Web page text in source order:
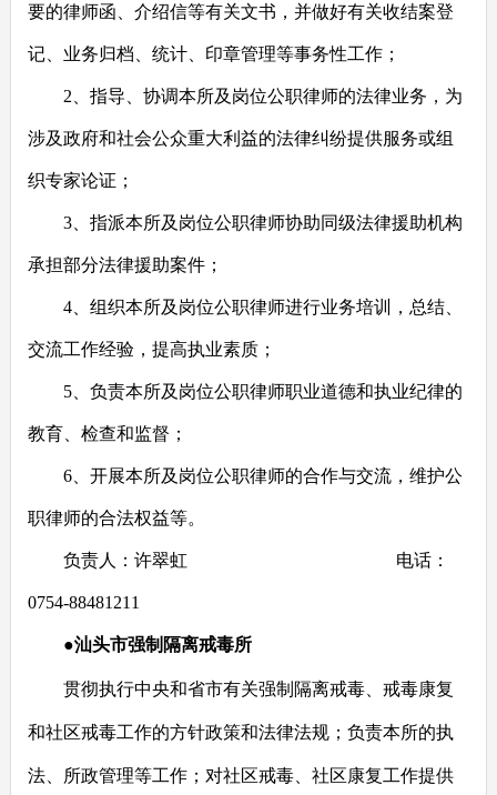
要的律师函、介绍信等有关文书，并做好有关收结案登
记、业务归档、统计、印章管理等事务性工作；
2 、指导、协调本所及岗位公职律师的法律业务，为
涉及政府和社会公众重大利益的法律纠纷提供服务或组
织专家论证；
3、指派本所及岗位公职律师协助同级法律援助机构
承担部分法律援助案件；
4、组织本所及岗位公职律师进行业务培训，总结、
交流工作经验，提高执业素质；
5、负责本所及岗位公职律师职业道德和执业纪律的
教育、检查和监督；
6、开展本所及岗位公职律师的合作与交流，维护公
职律师的合法权益等。
负责人：许翠虹 电话：
0754-88481211
●汕头市强制隔离戒毒所
贯彻执行中央和省市有关强制隔离戒毒、戒毒康复
和社区戒毒工作的方针政策和法律法规；负责本所的执
法、所政管理等工作；对社区戒毒、社区康复工作提供